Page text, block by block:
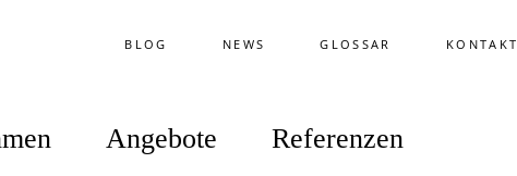
BLOG NEWS GLOSSAR KONTAKT
Angebote Referenzen